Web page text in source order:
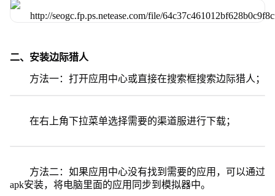
二、安装边际猎人
方法一：打开应用中心或直接在搜索框搜索边际猎人；
在右上角下拉菜单选择需要的渠道服进行下载；
方法二：如果应用中心没有找到需要的应用，可以通过
apk安装，将电脑里面的应用同步到模拟器中。